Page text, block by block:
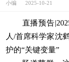
小编 2025-10-21
直播预告|2025
人/首席科学家沈
护的“关键变量”